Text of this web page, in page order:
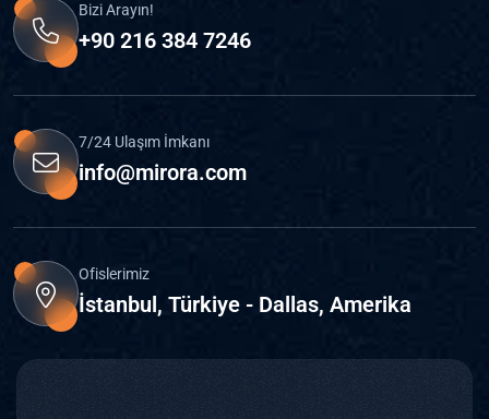
Bizi Arayın!
+90 216 384 7246
7/24 Ulaşım İmkanı
info@mirora.com
Ofislerimiz
İstanbul, Türkiye - Dallas, Amerika